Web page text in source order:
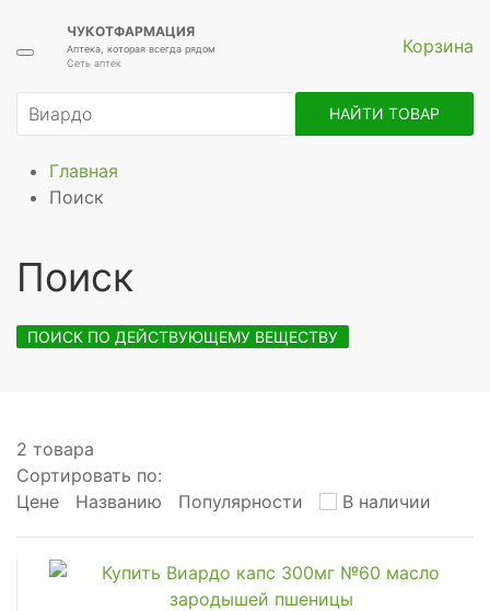
ЧУКОТФАРМАЦИЯ
Аптека, которая всегда рядом
Сеть аптек
Корзина
НАЙТИ ТОВАР
Главная
Поиск
Поиск
ПОИСК ПО ДЕЙСТВУЮЩЕМУ ВЕЩЕСТВУ
2 товара
Сортировать по:
Цене
Названию Популярности В наличии